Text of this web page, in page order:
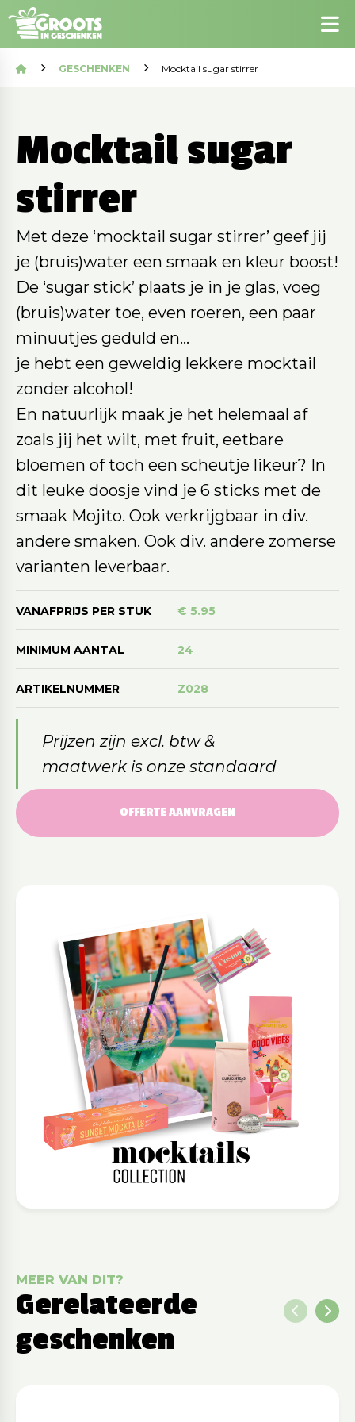
GESCHENKEN Mocktail sugar stirrer
Mocktail sugar
stirrer
Met deze ‘mocktail sugar stirrer’ geef jij
je (bruis)water een smaak en kleur boost!
De ‘sugar stick’ plaats je in je glas, voeg
(bruis)water toe, even roeren, een paar
minuutjes geduld en…
je hebt een geweldig lekkere mocktail
zonder alcohol!
En natuurlijk maak je het helemaal af
zoals jij het wilt, met fruit, eetbare
bloemen of toch een scheutje likeur? In
dit leuke doosje vind je 6 sticks met de
smaak Mojito. Ook verkrijgbaar in div.
andere smaken. Ook div. andere zomerse
varianten leverbaar.
VANAFPRIJS PER STUK € 5.95
MINIMUM AANTAL 24
ARTIKELNUMMER Z028
Prijzen zijn excl. btw &
maatwerk is onze standaard
OFFERTE AANVRAGEN
MEER VAN DIT?
Gerelateerde
geschenken